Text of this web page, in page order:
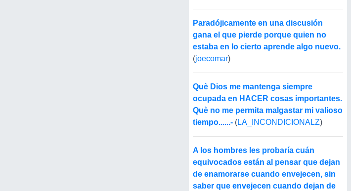
Paradójicamente en una discusión
gana el que pierde porque quien no
estaba en lo cierto aprende algo nuevo.
(joecomar)
Què Dios me mantenga siempre
ocupada en HACER cosas importantes.
Què no me permita malgastar mi valioso
tiempo......- (LA_INCONDICIONALZ)
A los hombres les probaría cuán
equivocados están al pensar que dejan
de enamorarse cuando envejecen, sin
saber que envejecen cuando dejan de